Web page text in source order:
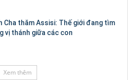
Cha thăm Assisi: Thế giới đang tìm
vị thánh giữa các con
Xem thêm